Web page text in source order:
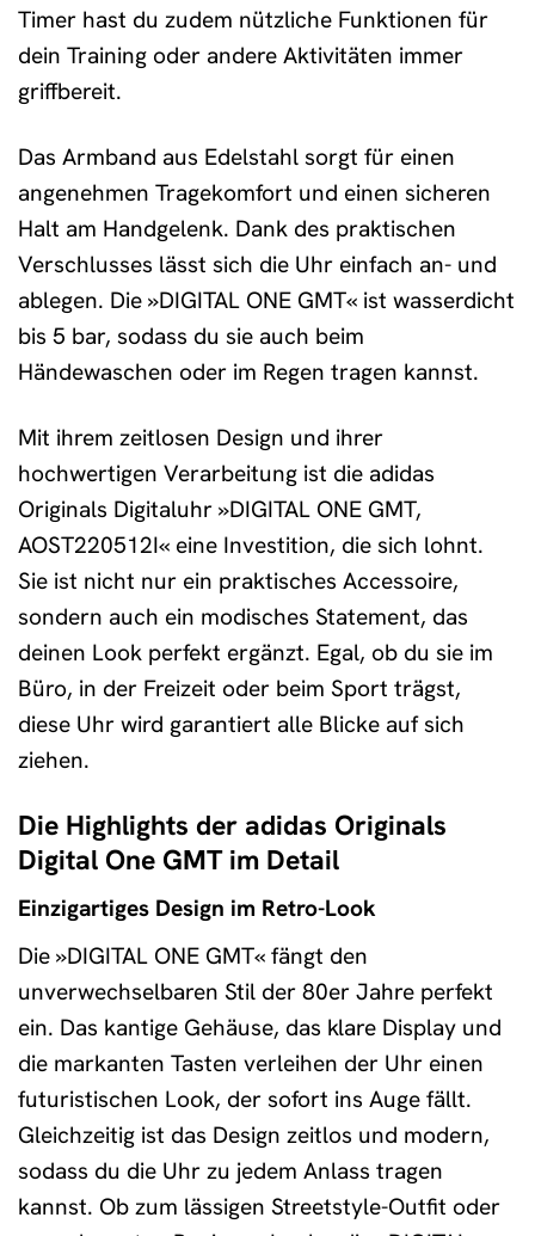
Timer hast du zudem nützliche Funktionen für
dein Training oder andere Aktivitäten immer
griffbereit.
Das Armband aus Edelstahl sorgt für einen
angenehmen Tragekomfort und einen sicheren
Halt am Handgelenk. Dank des praktischen
Verschlusses lässt sich die Uhr einfach an- und
ablegen. Die »DIGITAL ONE GMT« ist wasserdicht
bis 5 bar, sodass du sie auch beim
Händewaschen oder im Regen tragen kannst.
Mit ihrem zeitlosen Design und ihrer
hochwertigen Verarbeitung ist die adidas
Originals Digitaluhr »DIGITAL ONE GMT,
AOST220512I« eine Investition, die sich lohnt.
Sie ist nicht nur ein praktisches Accessoire,
sondern auch ein modisches Statement, das
deinen Look perfekt ergänzt. Egal, ob du sie im
Büro, in der Freizeit oder beim Sport trägst,
diese Uhr wird garantiert alle Blicke auf sich
ziehen.
Die Highlights der adidas Originals
Digital One GMT im Detail
Einzigartiges Design im Retro-Look
Die »DIGITAL ONE GMT« fängt den
unverwechselbaren Stil der 80er Jahre perfekt
ein. Das kantige Gehäuse, das klare Display und
die markanten Tasten verleihen der Uhr einen
futuristischen Look, der sofort ins Auge fällt.
Gleichzeitig ist das Design zeitlos und modern,
sodass du die Uhr zu jedem Anlass tragen
kannst. Ob zum lässigen Streetstyle-Outfit oder